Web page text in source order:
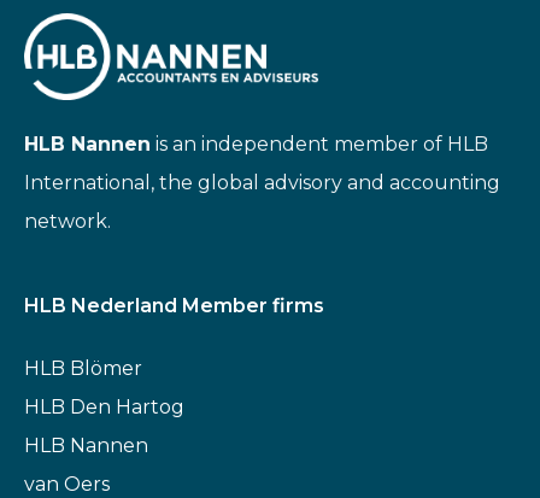
HLB Nannen is an independent member of HLB
International, the global advisory and accounting
network.
HLB Nederland Member firms
HLB Blömer
HLB Den Hartog
HLB Nannen
van Oers